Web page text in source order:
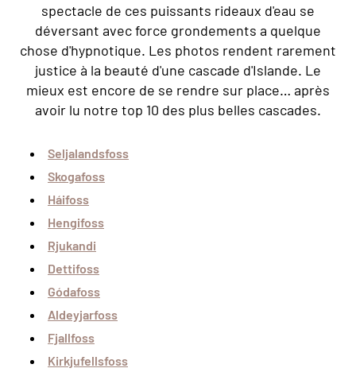
spectacle de ces puissants rideaux d'eau se
déversant avec force grondements a quelque
chose d'hypnotique. Les photos rendent rarement
justice à la beauté d'une cascade d'Islande. Le
mieux est encore de se rendre sur place… après
avoir lu notre top 10 des plus belles cascades.
Seljalandsfoss
Skogafoss
Háifoss
Hengifoss
Rjukandi
Dettifoss
Gódafoss
Aldeyjarfoss
Fjallfoss
Kirkjufellsfoss